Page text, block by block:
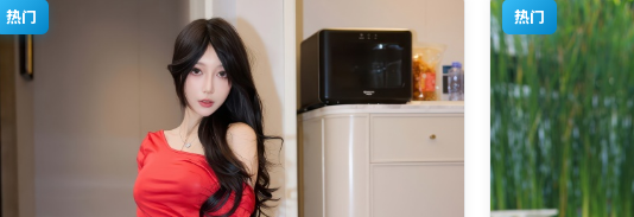
热门 热门